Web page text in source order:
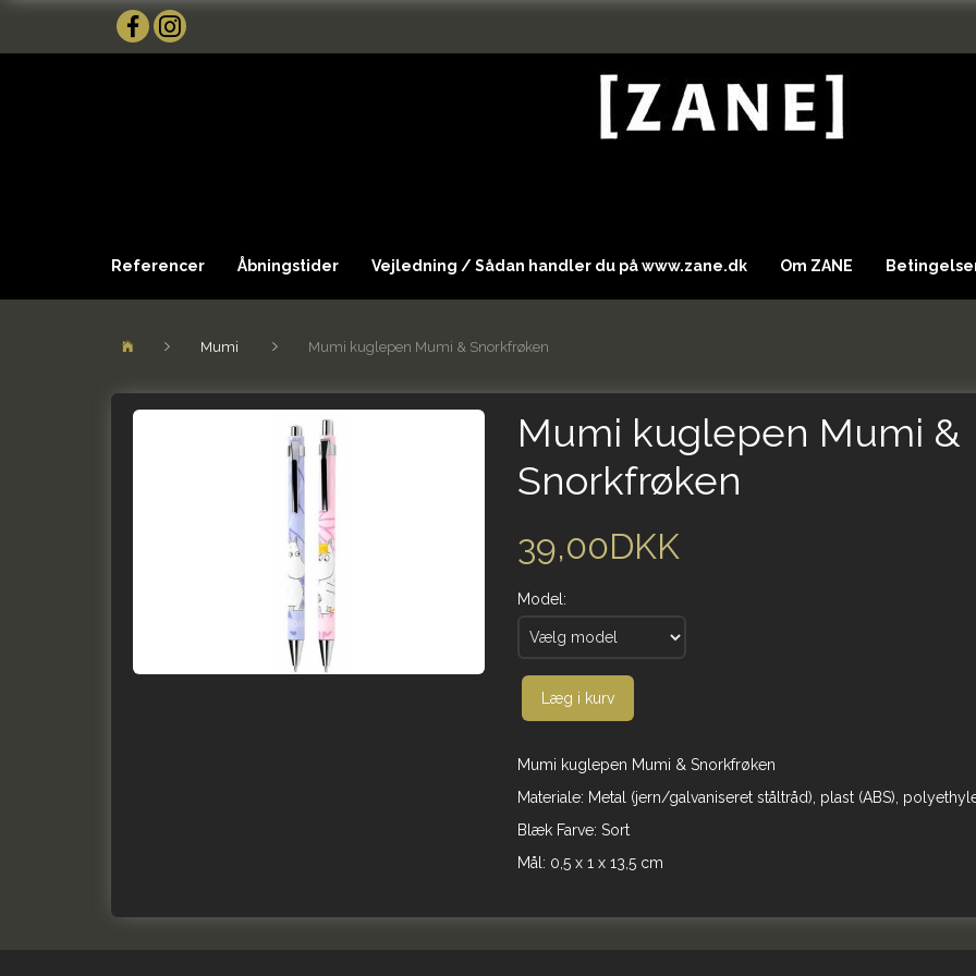
Referencer Åbningstider Vejledning / Sådan handler du på www.zane.dk Om ZANE
Mumi Mumi kuglepen Mumi & Snorkfrøken
Mumi kuglepen Mumi &
Snorkfrøken
39,00DKK
Model:
Læg i kurv
Mumi kuglepen Mumi & Snorkfrøken
Materiale: Metal (jern/galvaniseret ståltråd), plast (ABS),
Blæk Farve: Sort
Mål: 0,5 x 1 x 13,5 cm